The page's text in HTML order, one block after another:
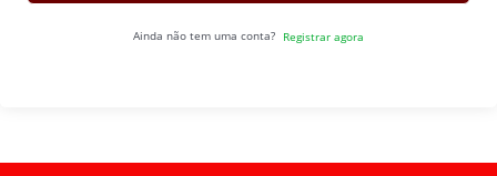
Ainda não tem uma conta? Registrar agora